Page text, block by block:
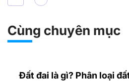
Cùng chuyên mục
Đất đai là gì? Phân loại